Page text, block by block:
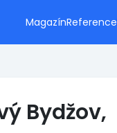
MagazínReference
Bydžov,